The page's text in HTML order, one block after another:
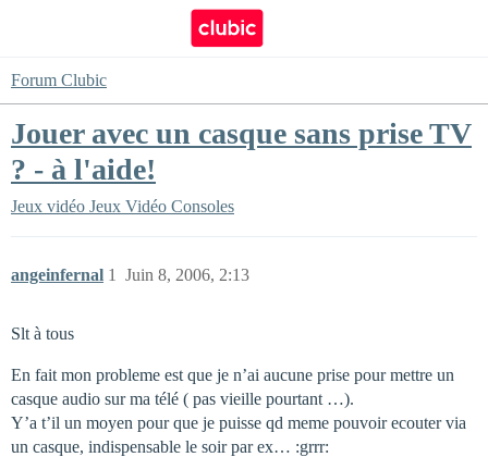
Forum Clubic
Jouer avec un casque sans prise TV
? - à l'aide!
Jeux vidéo Jeux Vidéo Consoles
angeinfernal Juin 8, 2006, 2:13
1
Slt à tous
En fait mon probleme est que je n’ai aucune prise pour mettre un
casque audio sur ma télé ( pas vieille pourtant …).
Y’a t’il un moyen pour que je puisse qd meme pouvoir ecouter via
un casque, indispensable le soir par ex… :grrr: